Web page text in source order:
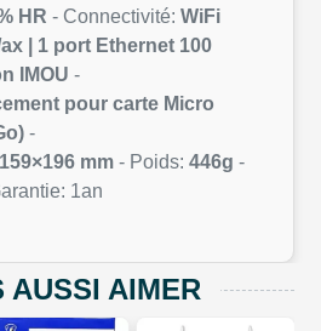
HR - Connectivité: WiFi
ax | 1 port Ethernet 100
IMOU -
pour carte Micro
-
mm - Poids: 446g -
1an
AUSSI AIMER